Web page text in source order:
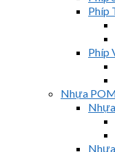
Phíp
Phíp
Nhựa